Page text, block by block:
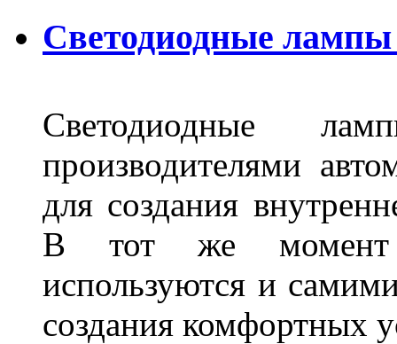
Светодиодные
Светодиодные
производителями
для создания
В тот же момент
используются и
создания комфортных